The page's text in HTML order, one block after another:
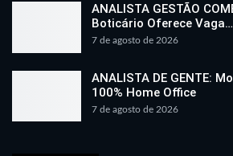
ANALISTA GESTÃO
Boticário Oferece Vaga…
7 de agosto de 2026
ANALISTA DE GENTE:
100% Home Office
7 de agosto de 2026